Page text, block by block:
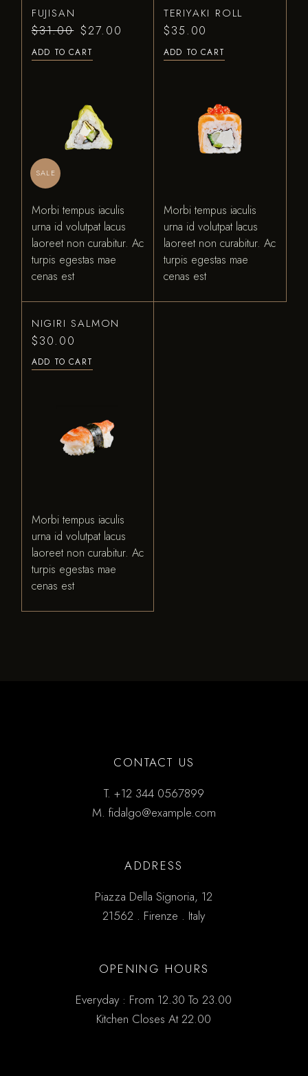
FUJISAN
$31.00 $27.00
ADD TO CART
SALE
Morbi tempus iaculis
urna id volutpat lacus
laoreet non curabitur. Ac
turpis egestas mae
cenas est
TERIYAKI ROLL
$35.00
ADD TO CART
Morbi tempus iaculis
urna id volutpat lacus
laoreet non curabitur. Ac
turpis egestas mae
cenas est
NIGIRI SALMON
$30.00
ADD TO CART
Morbi tempus iaculis
urna id volutpat lacus
laoreet non curabitur. Ac
turpis egestas mae
cenas est
CONTACT US
T. +12 344 0567899
M. fidalgo@example.com
ADDRESS
Piazza Della Signoria, 12
21562 . Firenze . Italy
OPENING HOURS
Everyday : From 12.30 To 23.00
Kitchen Closes At 22.00